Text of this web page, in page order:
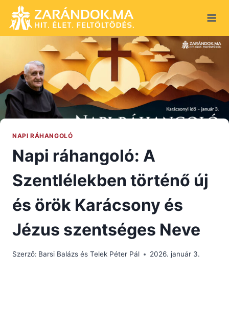
content
NAPI RÁHANGOLÓ
Napi ráhangoló: A
Szentlélekben történő új
és örök Karácsony és
Jézus szentséges Neve
Szerző: Barsi Balázs és Telek Péter Pál 2026. január 3.